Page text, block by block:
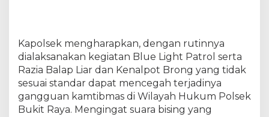
u
.
Kapolsek mengharapkan, dengan rutinnya
dialaksanakan kegiatan Blue Light Patrol serta
Razia Balap Liar dan Kenalpot Brong yang tidak
sesuai standar dapat mencegah terjadinya
gangguan kamtibmas di Wilayah Hukum Polsek
Bukit Raya. Mengingat suara bising yang